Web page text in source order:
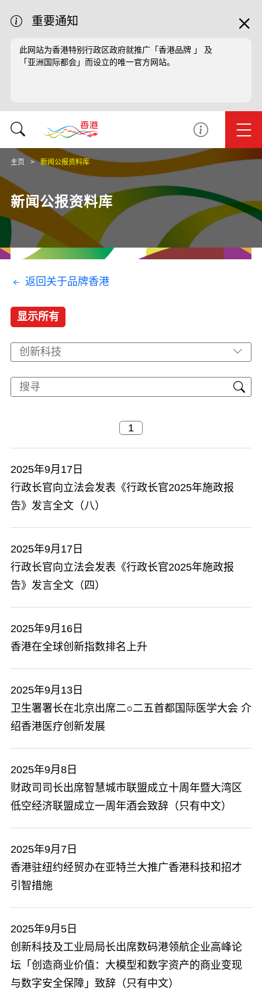
重要通知
此网站为香港特别行政区政府就推广「香港品牌 」 及
「亚洲国际都会」而设立的唯一官方网站。
主页 新闻公报资料库
新闻公报资料库
返回关于品牌香港
显示所有
创新科技
2025年9月17日
行政长官向立法会发表《行政长官2025年施政报
告》发言全文（八）
2025年9月17日
​行政长官向立法会发表《行政长官2025年施政报
告》发言全文（四）
2025年9月16日
香港在全球创新指数排名上升
2025年9月13日
卫生署署长在北京出席二○二五首都国际医学大会 介
绍香港医疗创新发展
2025年9月8日
财政司司长出席智慧城市联盟成立十周年暨大湾区
低空经济联盟成立一周年酒会致辞（只有中文）
2025年9月7日
香港驻纽约经贸办在亚特兰大推广香港科技和招才
引智措施
2025年9月5日
创新科技及工业局局长出席数码港领航企业高峰论
坛「创造商业价值：大模型和数字资产的商业变现
与数字安全保障」致辞（只有中文）